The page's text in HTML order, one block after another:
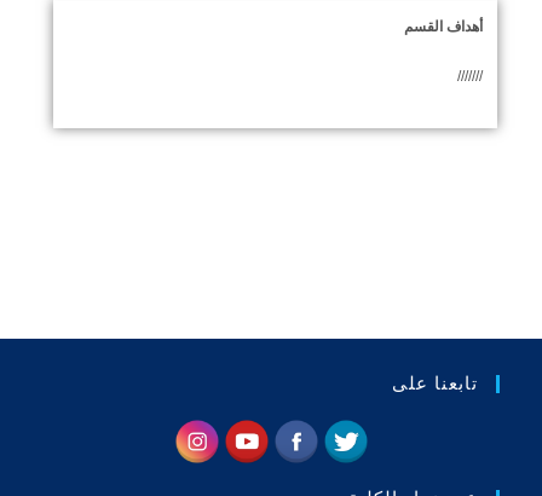
أهداف القسم
///////
تابعنا على